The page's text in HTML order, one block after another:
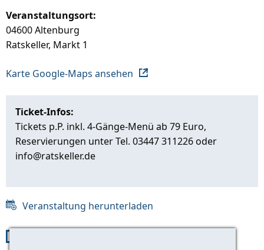
Veranstaltungsort:
04600 Altenburg
Ratskeller, Markt 1
Karte Google-Maps ansehen
Ticket-Infos:
Tickets p.P. inkl. 4-Gänge-Menü ab 79 Euro,
Reservierungen unter Tel. 03447 311226 oder
info@ratskeller.de
Veranstaltung herunterladen